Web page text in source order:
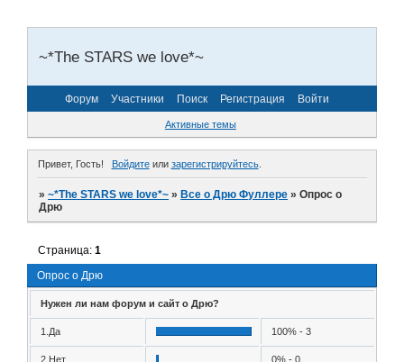
~*The STARS we love*~
Форум Участники Поиск Регистрация Войти
Активные темы
Привет, Гость! Войдитеили зарегистрируйтесь.
»~*The STARS we love*~ »Все о Дрю Фуллере »Опрос о
Дрю
Опрос о Дрю
Страница:1
Нужен ли нам форум и сайт о Дрю?
1.Да 100% - 3
2.Нет 0% - 0